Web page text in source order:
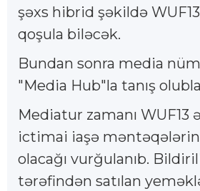
şəxs hibrid şəkildə
qoşula biləcək.
Bundan sonra media
"Media Hub"la tanış
Mediatur zamanı WUF13
ictimai iaşə
olacağı vurğulanıb.
tərəfindən satılan